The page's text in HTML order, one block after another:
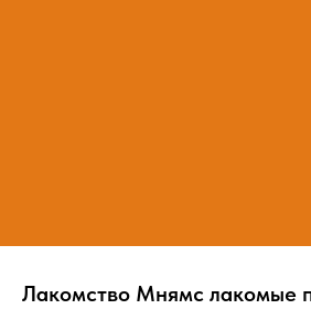
Лакомство Мнямс лакомые